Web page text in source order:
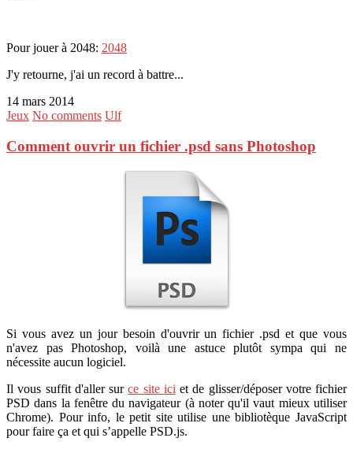
Pour jouer à 2048: 2048
J'y retourne, j'ai un record à battre...
14 mars 2014
Jeux No comments Ulf
Comment ouvrir un fichier .psd sans Photoshop
Si vous avez un jour besoin d'ouvrir un fichier .psd et que vous
n'avez pas Photoshop, voilà une astuce plutôt sympa qui ne
nécessite aucun logiciel.
Il vous suffit d'aller surce site ici et de glisser/déposer votre fichier
PSD dans la fenêtre du navigateur (à noter qu'il vaut mieux utiliser
Chrome). Pour info, le petit site utilise une bibliotèque JavaScript
pour faire ça et qui s’appelle PSD.js.